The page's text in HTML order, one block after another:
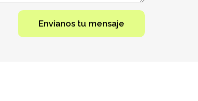
Envíanos tu mensaje